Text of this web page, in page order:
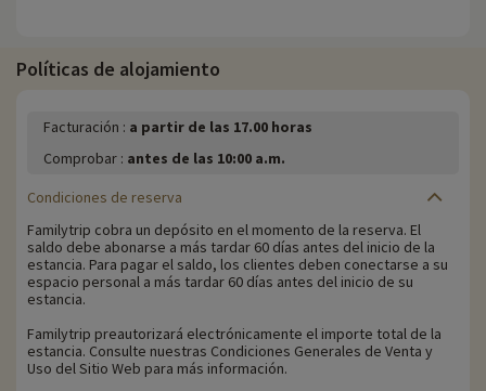
Políticas de alojamiento
Facturación : a partir de las 17.00 horas
Comprobar : antes de las 10:00 a.m.
Condiciones de reserva
Familytrip cobra un depósito en el momento de la reserva. El
saldo debe abonarse a más tardar 60 días antes del inicio de la
estancia. Para pagar el saldo, los clientes deben conectarse a su
espacio personal a más tardar 60 días antes del inicio de su
estancia.
Familytrip preautorizará electrónicamente el importe total de la
estancia. Consulte nuestras Condiciones Generales de Venta y
Uso del Sitio Web para más información.